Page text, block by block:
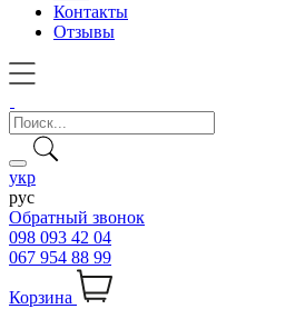
Контакты
Отзывы
укр
рус
Обратный звонок
098 093 42 04
067 954 88 99
Корзина